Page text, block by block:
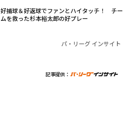
好捕球＆好返球でファンとハイタッチ！ チー
ムを救った杉本裕太郎の好プレー
パ・リーグ インサイト
記事提供：